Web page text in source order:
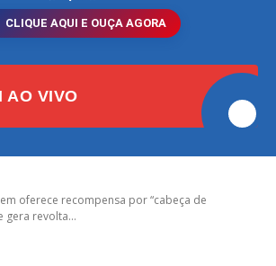
CLIQUE AQUI E OUÇA AGORA
AO VIVO
oferece recompensa por “cabeça de
gera revolta...